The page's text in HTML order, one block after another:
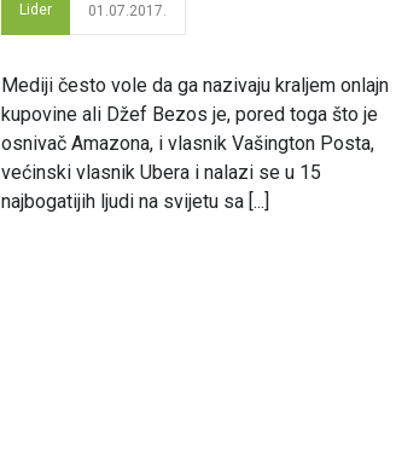
Lider 01.07.2017.
Mediji često vole da ga nazivaju kraljem onlajn
kupovine ali Džef Bezos je, pored toga što je
osnivač Amazona, i vlasnik Vašington Posta,
većinski vlasnik Ubera i nalazi se u 15
najbogatijih ljudi na svijetu sa [...]